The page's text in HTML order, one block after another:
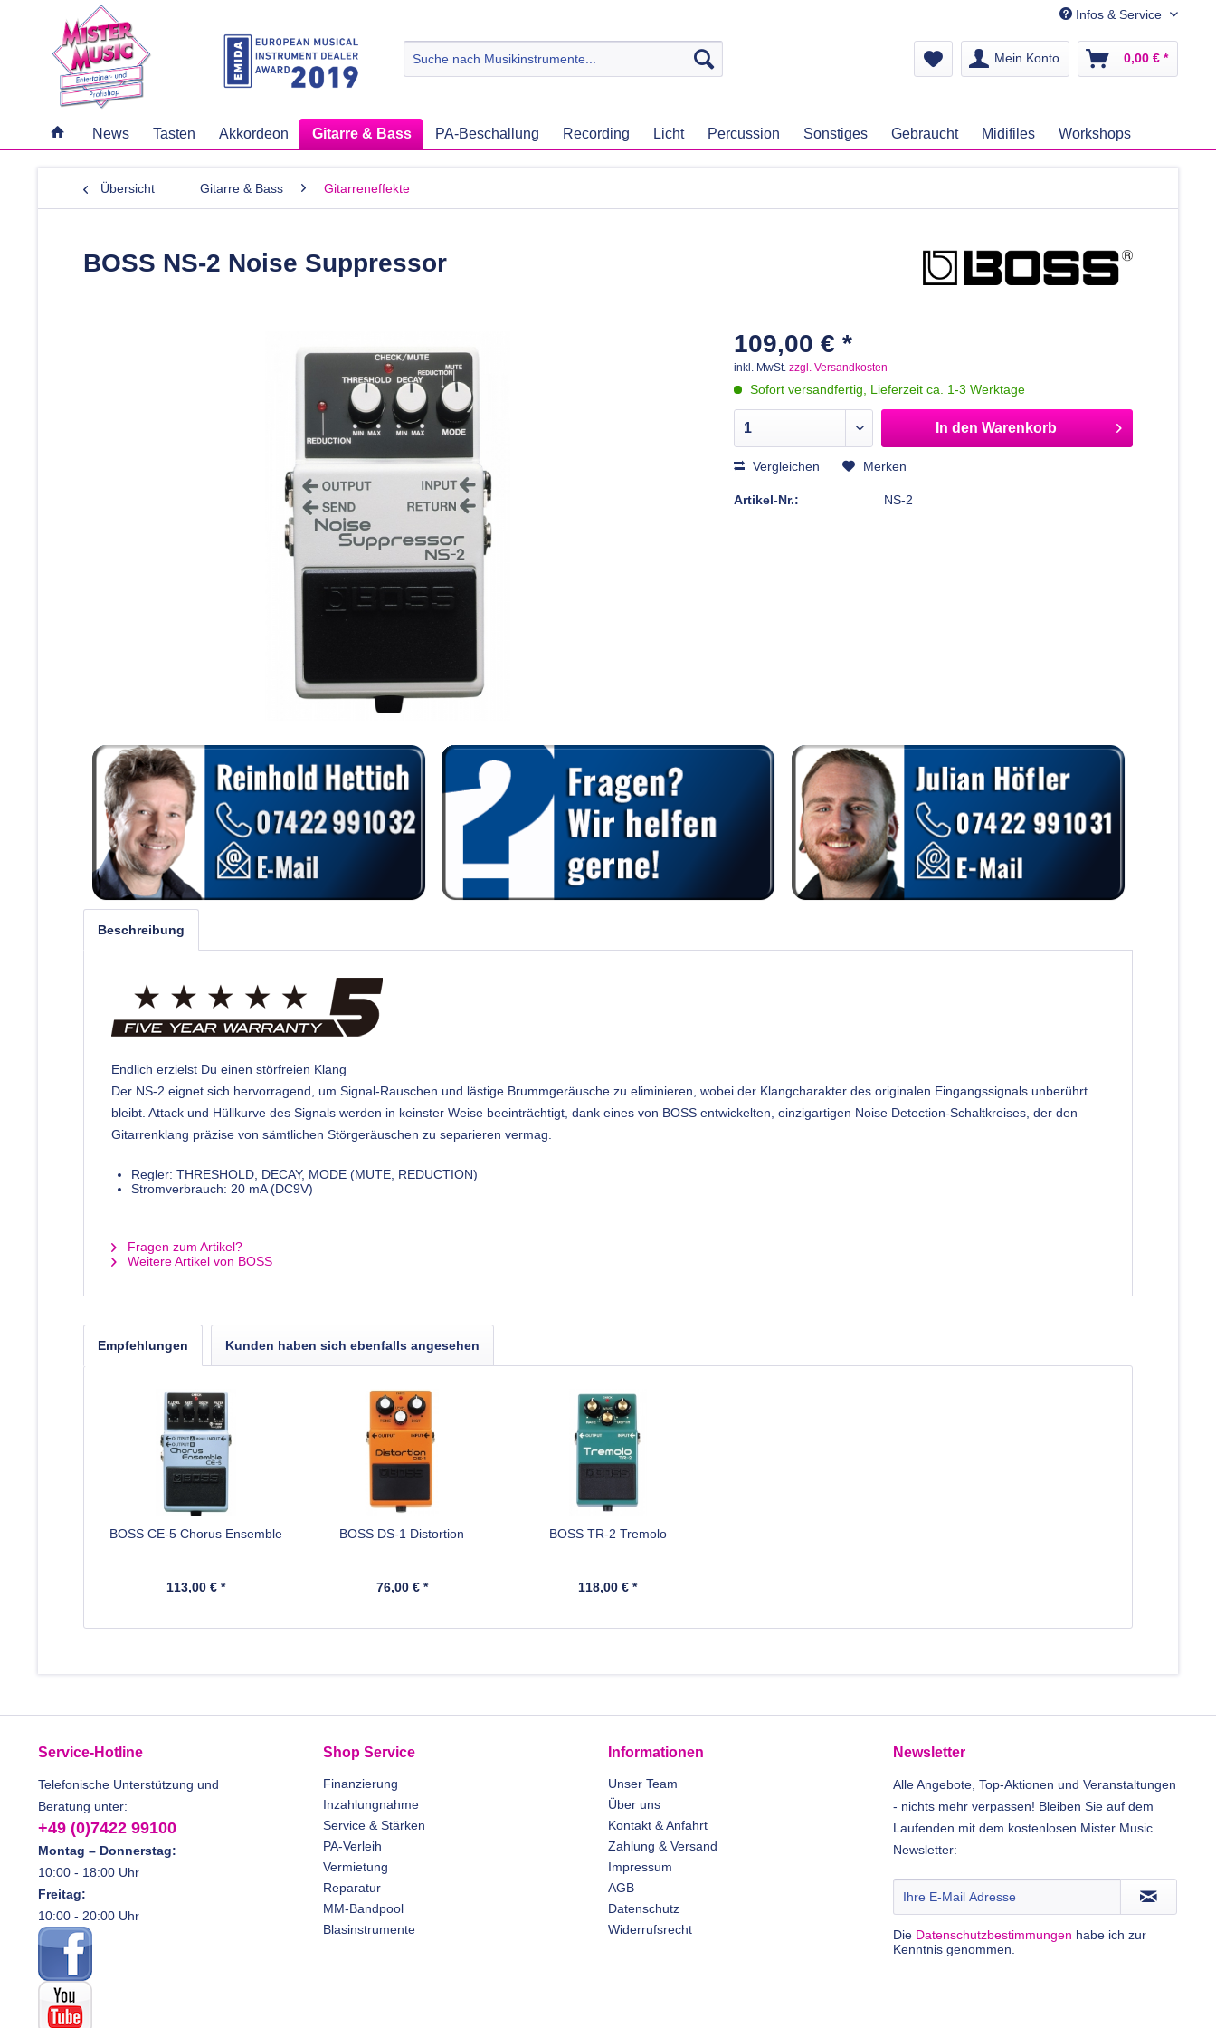
Infos & Service
Mein Konto 0,00 € *
News Tasten Akkordeon Gitarre & Bass PA-Beschallung Recording Licht Percussion Sonstiges Gebraucht Midifiles Workshops
Übersicht Gitarre & Bass Gitarreneffekte
BOSS NS-2 Noise Suppressor
109,00 € *
inkl. MwSt.zzgl. Versandkosten
Sofort versandfertig, Lieferzeit ca. 1-3 Werktage
In den Warenkorb
Vergleichen Merken
Artikel-Nr.: NS-2
Beschreibung
Endlich erzielst Du einen störfreien Klang
Der NS-2 eignet sich hervorragend, um Signal-Rauschen und lästige Brummgeräusche zu eliminieren, wobei der Klangcharakter des originalen Eingangssignals unberührt
bleibt. Attack und Hüllkurve des Signals werden in keinster Weise beeinträchtigt, dank eines von BOSS entwickelten, einzigartigen Noise Detection-Schaltkreises, der den
Gitarrenklang präzise von sämtlichen Störgeräuschen zu separieren vermag.
Regler: THRESHOLD, DECAY, MODE (MUTE, REDUCTION)
Stromverbrauch: 20 mA (DC9V)
Fragen zum Artikel?
Weitere Artikel von BOSS
Empfehlungen Kunden haben sich ebenfalls angesehen
BOSS CE-5 Chorus Ensemble
113,00 € *
BOSS DS-1 Distortion
76,00 € *
BOSS TR-2 Tremolo
118,00 € *
Service-Hotline
Telefonische Unterstützung und
Beratung unter:
+49 (0)7422 99100
Montag – Donnerstag:
10:00 - 18:00 Uhr
Freitag:
10:00 - 20:00 Uhr
Shop Service
Finanzierung
Inzahlungnahme
Service & Stärken
PA-Verleih
Vermietung
Reparatur
MM-Bandpool
Blasinstrumente
Informationen
Unser Team
Über uns
Kontakt & Anfahrt
Zahlung & Versand
Impressum
AGB
Datenschutz
Widerrufsrecht
Newsletter
Alle Angebote, Top-Aktionen und Veranstaltungen
- nichts mehr verpassen! Bleiben Sie auf dem
Laufenden mit dem kostenlosen Mister Music
Newsletter:
Die Datenschutzbestimmungen habe ich zur
Kenntnis genommen.